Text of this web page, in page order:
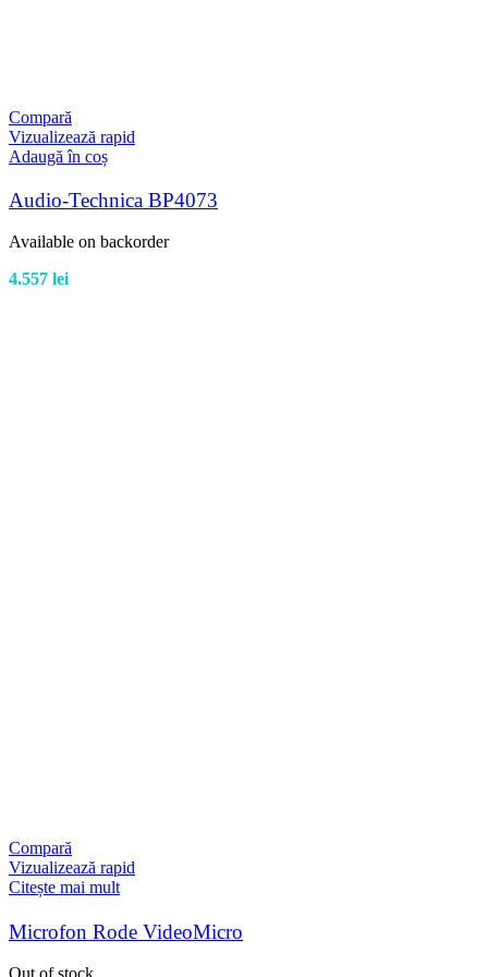
Compară
Vizualizează rapid
Adaugă în coș
Audio-Technica BP4073
Available on backorder
4.557 lei
Compară
Vizualizează rapid
Citește mai mult
Microfon Rode VideoMicro